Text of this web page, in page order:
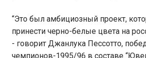
“Это был амбициозный проект,
принести черно-белые цвета на
- говорит Джанлука Пессотто,
чемпионов-1995/96 в составе